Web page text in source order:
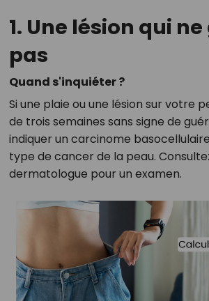
1. Une lésion qui
pas
Quand s'inquiéter ?
Si une plaie ou une lésion sur votre
de trois semaines sans signe de
indiquer un carcinome
type de cancer de la peau.
dermatologue pour un examen.